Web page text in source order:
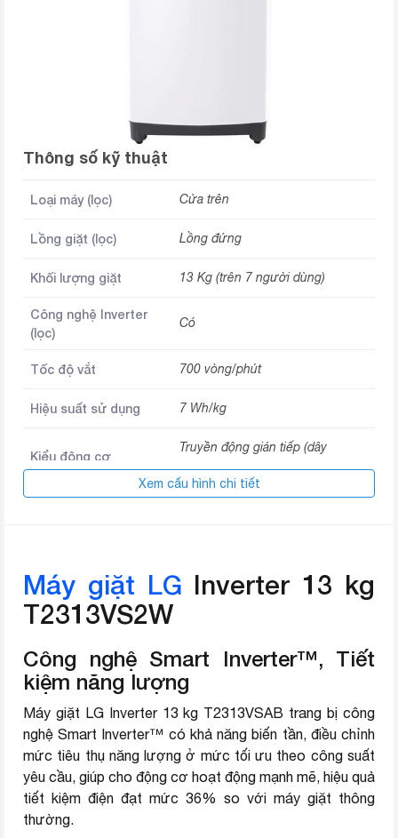
Thông số kỹ thuật
Loại máy (lọc) Cửa trên
Lồng giặt (lọc) Lồng đứng
Khối lượng giặt 13 Kg (trên 7 người dùng)
Công nghệ Inverter
(lọc)
Có
Tốc độ vắt 700 vòng/phút
Hiệu suất sử dụng 7 Wh/kg
Kiểu động cơ
Truyền động gián tiếp (dây
Chế độ giặt sơ tự động
Chất liệu lồng giặt Thép không gỉ
Chất liệu vỏ máy Kim loại sơn tĩnh điện
Chất liệu nắp máy Nhựa ABS + Kính
Bảng điều khiển
Xem cấu hình chi tiết
Máy giặt LG Inverter 13 kg
T2313VS2W
Công nghệ Smart Inverter™, Tiết
kiệm năng lượng
Máy giặt LG Inverter 13 kg T2313VSAB trang bị công
nghệ Smart Inverter™ có khả năng biến tần, điều chỉnh
mức tiêu thụ năng lượng ở mức tối ưu theo công suất
yêu cầu, giúp cho động cơ hoạt động mạnh mẽ, hiệu quả
tiết kiệm điện đạt mức 36% so với máy giặt thông
thường.